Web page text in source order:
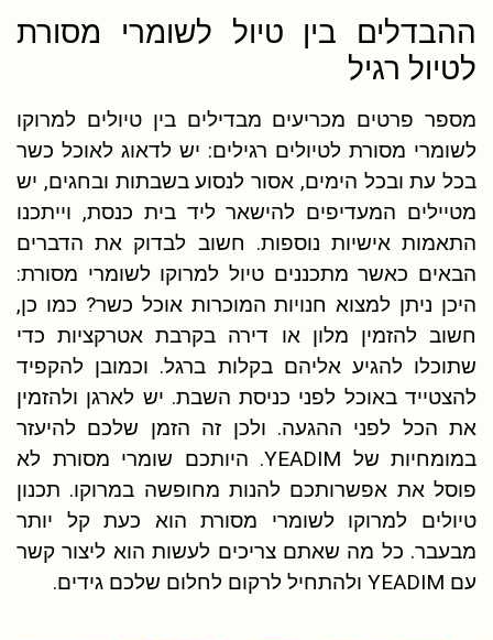
ההבדלים בין טיול לשומרי מסורת
לטיול רגיל
מספר פרטים מכריעים מבדילים בין טיולים למרוקו
לשומרי מסורת לטיולים רגילים: יש לדאוג לאוכל כשר
בכל עת ובכל הימים, אסור לנסוע בשבתות ובחגים, יש
מטיילים המעדיפים להישאר ליד בית כנסת, וייתכנו
התאמות אישיות נוספות. חשוב לבדוק את הדברים
הבאים כאשר מתכננים טיול למרוקו לשומרי מסורת:
היכן ניתן למצוא חנויות המוכרות אוכל כשר? כמו כן,
חשוב להזמין מלון או דירה בקרבת אטרקציות כדי
שתוכלו להגיע אליהם בקלות ברגל. וכמובן להקפיד
להצטייד באוכל לפני כניסת השבת. יש לארגן ולהזמין
את הכל לפני ההגעה. ולכן זה הזמן שלכם להיעזר
במומחיות של YEADIM. היותכם שומרי מסורת לא
פוסל את אפשרותכם להנות מחופשה במרוקו. תכנון
טיולים למרוקו לשומרי מסורת הוא כעת קל יותר
מבעבר. כל מה שאתם צריכים לעשות הוא ליצור קשר
עם YEADIM ולהתחיל לרקום לחלום שלכם גידים.